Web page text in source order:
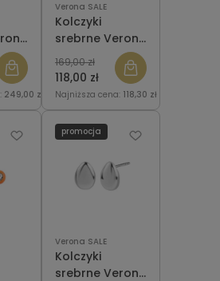
-
249,00 zł
Verona SALE
Kolczyki
srebrne Verona
K053227
118,00 zł
169,00 zł
Najniższa cena: 118,30 zł
Verona SALE
Kolczyki
srebrne Verona
promocja